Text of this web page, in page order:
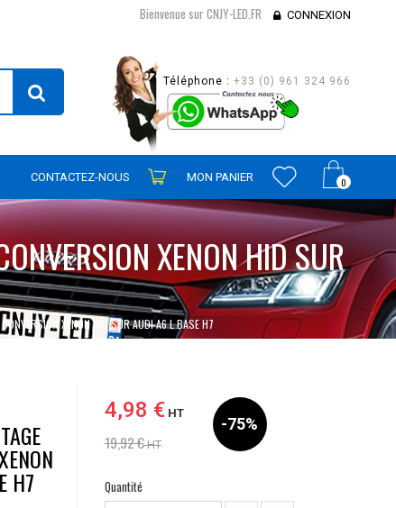
Bienvenue sur CNJY-LED.FR CONNEXION
Téléphone : +33 (0) 961 324 966
0
CONTACTEZ-NOUS MON PANIER
XENON HID SUR
XENON HID SUR AUDI A6 L BASE H7
H7
4,98 €HT
19,92 €HT
-75%
Quantité